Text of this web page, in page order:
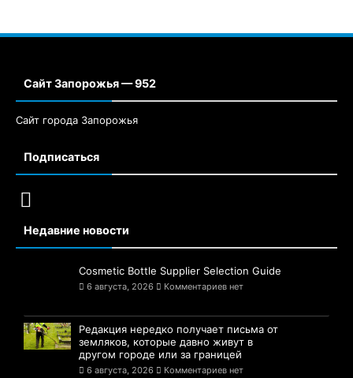
Сайт Запорожья — 952
Сайт города Запорожья
Подписаться
Недавние новости
Cosmetic Bottle Supplier Selection Guide
6 августа, 2026 Комментариев нет
Редакция нередко получает письма от
земляков, которые давно живут в
другом городе или за границей
6 августа, 2026 Комментариев нет